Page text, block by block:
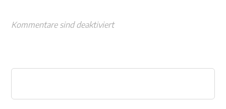
Kommentare sind deaktiviert